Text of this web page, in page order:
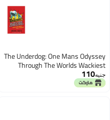
The Underdog: One Mans Odyssey
Through The Worlds Wackiest
Competitions Paperback English
by Joshua Davis - 39209.0
جنيه110